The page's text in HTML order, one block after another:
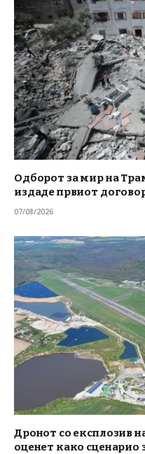
Одборот за мир на
издаде првиот
07/08/2026
Дронот со експлозив
оценет како сценарио